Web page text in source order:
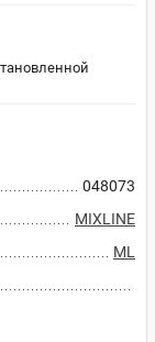
048073
MIXLINE
ML